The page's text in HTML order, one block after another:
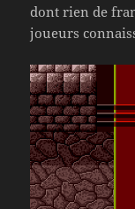
dont rien de
joueurs